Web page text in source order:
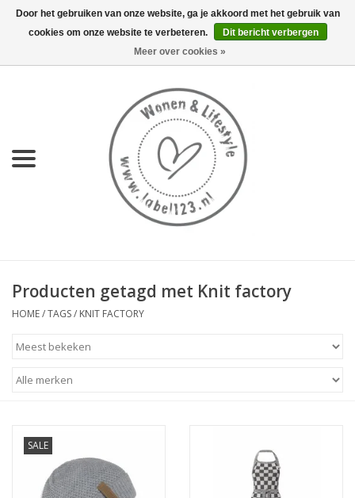
0 Artikelen - €0,00
KEUKEN
LIFESTYLE
MEUBELS
STATIONARY
Producten getagd met Knit factory
HOME/TAGS/ KNIT FACTORY
SALE
Door het gebruiken van onze website, ga je akkoord met het gebruik van
cookies om onze website te verbeteren.
Dit bericht verbergen
Meer over cookies »